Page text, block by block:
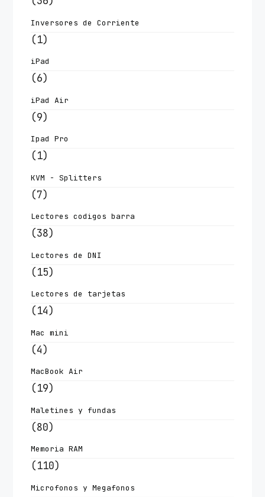
Inversores de Corriente
(1)
iPad
(6)
iPad Air
(9)
Ipad Pro
(1)
KVM - Splitters
(7)
Lectores codigos barra
(38)
Lectores de DNI
(15)
Lectores de tarjetas
(14)
Mac mini
(4)
MacBook Air
(19)
Maletines y fundas
(80)
Memoria RAM
(110)
Microfonos y Megafonos